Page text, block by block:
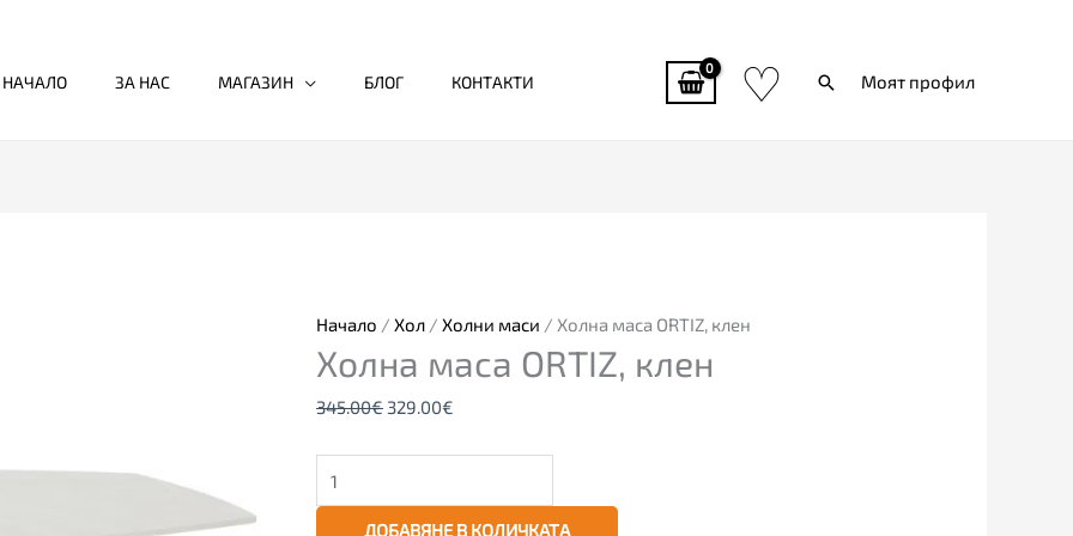
НАЧАЛО ЗА НАС МАГАЗИН БЛОГ КОНТАКТИ ♡ ТърсиМоят профил
Начало / Хол / Холни маси / Холна маса ORTIZ, клен
Холна маса ORTIZ, клен
345.00€
345.00€.
329.00€
329.00€.
маса
ORTIZ,
ДОБАВЯНЕ В КОЛИЧКАТА